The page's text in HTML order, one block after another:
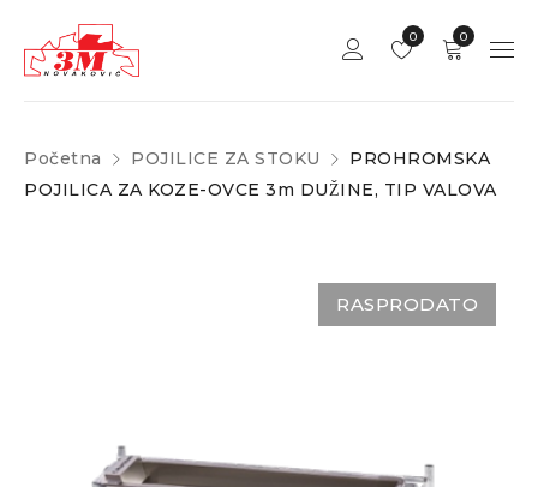
0
0
Početna POJILICE ZA STOKU
PROHROMSKA
POJILICA ZA KOZE-OVCE 3m DUŽINE, TIP VALOVA
RASPRODATO